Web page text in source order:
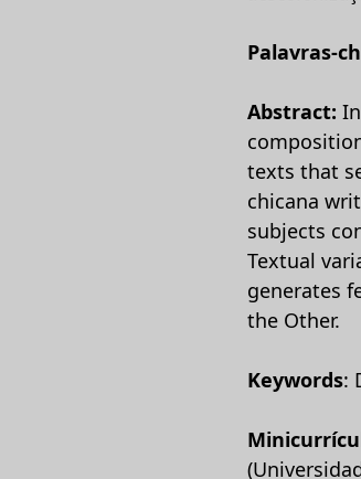
Palavras-
Abstract:
texts that
chicana
subjects
Textual
generates
the Other.
Keywords: